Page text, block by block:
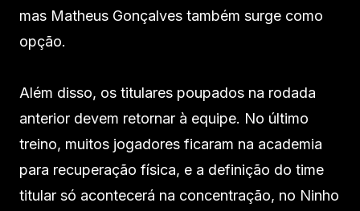
mas Matheus Gonçalves também surge como
opção.
Além disso, os titulares poupados na rodada
anterior devem retornar à equipe. No último
treino, muitos jogadores ficaram na academia
para recuperação física, e a definição do time
titular só acontecerá na concentração, no Ninho